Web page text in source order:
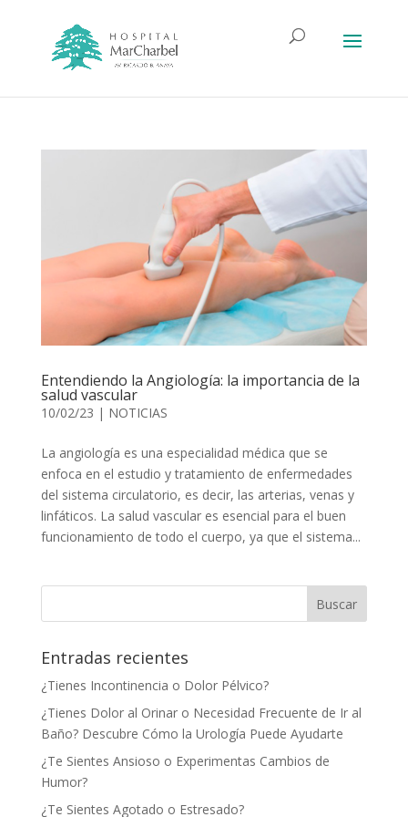
Entendiendo la Angiología: la importancia de la
salud vascular
10/02/23 | NOTICIAS
La angiología es una especialidad médica que se
enfoca en el estudio y tratamiento de enfermedades
del sistema circulatorio, es decir, las arterias, venas y
linfáticos. La salud vascular es esencial para el buen
funcionamiento de todo el cuerpo, ya que el sistema...
Entradas recientes
¿Tienes Incontinencia o Dolor Pélvico?
¿Tienes Dolor al Orinar o Necesidad Frecuente de Ir al
Baño? Descubre Cómo la Urología Puede Ayudarte
¿Te Sientes Ansioso o Experimentas Cambios de
Humor?
¿Te Sientes Agotado o Estresado?